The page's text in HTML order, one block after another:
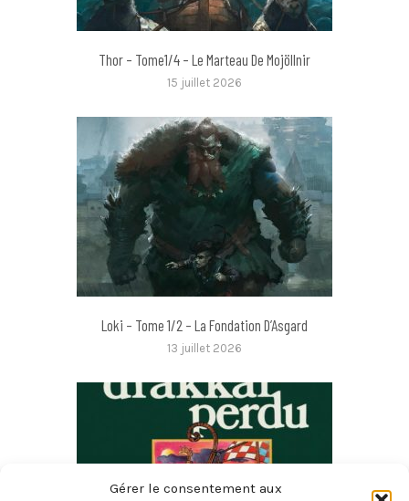
Gérer le consentement aux
Thor – Tome1/4 – Le Marteau De Mojöllnir
15 juillet 2026
Loki – Tome 1/2 – La Fondation D’Asgard
13 juillet 2026